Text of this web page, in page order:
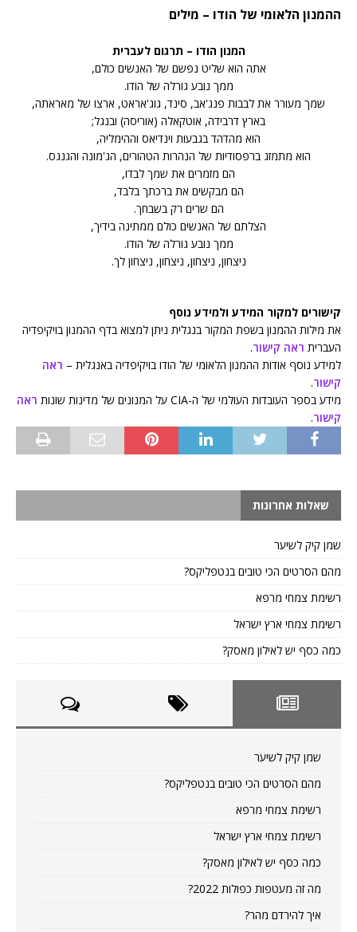
ההמנון הלאומי של הודו – מילים
המנון הודו – תרגום לעברית
אתה הוא שליט נפשם של האנשים כולם,
ממך נובע גורלה של הודו.
שמך מעורר את לבבות פנג'אב, סינד, גוג'אראט, ארצו של מאראתה,
בארץ דרבידה, אוטקאלה (אוריסה) ובנגל;
הוא מהדהד בגבעות וינדיאס וההימליה,
הוא מתמזג ברפסודיות של הנהרות הטהורים, הג'מונה והגנגס.
הם מזמרים את שמך לבדו,
הם מבקשים את ברכתך בלבד,
הם שרים רק בשבחך.
הצלתם של האנשים כולם ממתינה בידיך,
ממך נובע גורלה של הודו.
ניצחון, ניצחון, ניצחון, ניצחון לך.
קישורים למקור המידע ולמידע נוסף
את מילות ההמנון בשפת המקור בנגלית ניתן למצוא בדף ההמנון בויקיפדיה
העברית ראה קישור.
למידע נוסף אודות ההמנון הלאומי של הודו בויקיפדיה באנגלית – ראה
קישור.
מידע בספר העובדות העולמי של ה-CIA על המנונים של מדינות שונות
ראה
קישור.
שאלות אחרונות
שמן קיק לשיער
מהם הסרטים הכי טובים בנטפליקס?
רשימת צמחי מרפא
רשימת צמחי ארץ ישראל
כמה כסף יש לאילון מאסק?
שמן קיק לשיער
מהם הסרטים הכי טובים בנטפליקס?
רשימת צמחי מרפא
רשימת צמחי ארץ ישראל
כמה כסף יש לאילון מאסק?
מה זה מעטפות כפולות 2022?
איך להירדם מהר?